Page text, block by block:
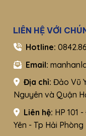
LIÊN HỆ VỚI
Hotline:
Email:
Địa chỉ: Đảo Vũ
Nguyên và Quận
Liên hệ: HP 101
Yên - Tp Hải Phòng